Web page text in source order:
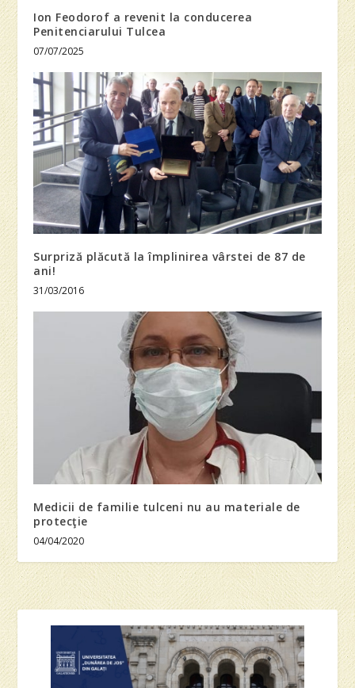
Ion Feodorof a revenit la conducerea
Penitenciarului Tulcea
07/07/2025
Surpriză plăcută la împlinirea vârstei de 87 de
ani!
31/03/2016
Medicii de familie tulceni nu au materiale de
protecţie
04/04/2020